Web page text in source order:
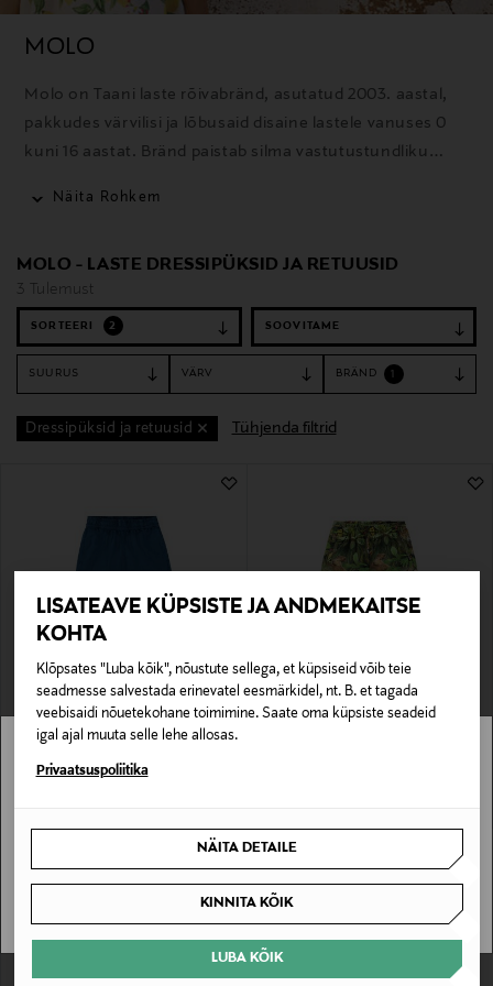
LISATEAVE KÜPSISTE JA ANDMEKAITSE
KOHTA
Klõpsates "Luba kõik", nõustute sellega, et küpsiseid võib teie
seadmesse salvestada erinevatel eesmärkidel, nt. B. et tagada
veebisaidi nõuetekohane toimimine. Saate oma küpsiste seadeid
igal ajal muuta selle lehe allosas.
Privaatsuspoliitika
NÄITA DETAILE
KINNITA KÕIK
LUBA KÕIK
MOLO
Molo on Taani laste rõivabränd, asutatud 2003. aastal,
pakkudes värvilisi ja lõbusaid disaine lastele vanuses 0
kuni 16 aastat. Bränd paistab silma vastutustundliku
Näita Rohkem
MOLO - LASTE DRESSIPÜKSID JA RETUUSID
3 Tulemust
SORTEERI 2
SUURUS VÄRV BRÄND
Dressipüksid ja retuusid Tühjenda filtrid
EELIS KUPONGIGA
MOLO
Lühikesed püksid Arrow
Original Price
49,00 €
EELIS KUPONGIGA
MOLO
Lühikesed püksid Amil Soft
Stockmann pole Sinu riigis saadaval.
SAAN ARU